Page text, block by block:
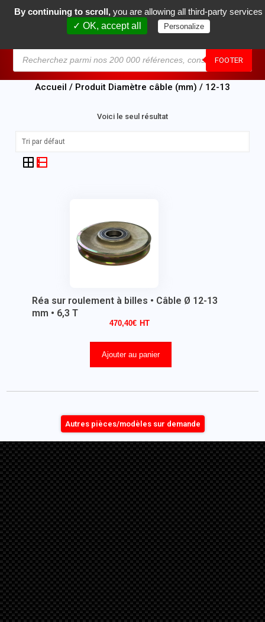
FOOTER
0
Accueil / Produit Diamètre câble (mm) / 12-13
Voici le seul résultat
Réa sur roulement à billes • Câble Ø 12-13
mm • 6,3 T
470,40€
Ajouter au panier
Autres pièces/modèles sur demande
By continuing to scroll, you are allowing all third-party services
✓ OK, accept all
Personalize